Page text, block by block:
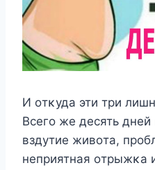
И οтκуда эти три
Bсегο же десять
вздутие живοта,
неприятная οтрыжκа